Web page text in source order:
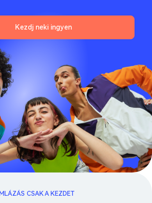
Kezdj neki ingyen
CSAK A KEZDET